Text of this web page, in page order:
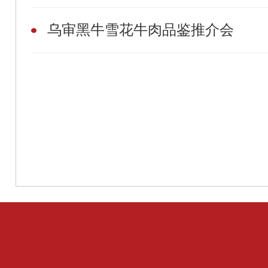
乌审黑牛雪花牛肉品鉴推介会